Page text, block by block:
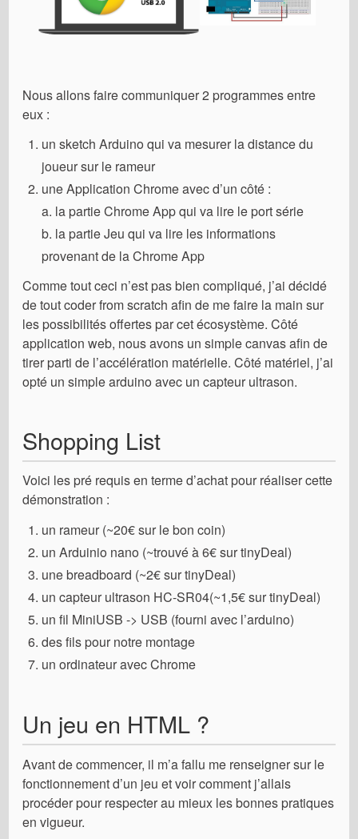
Nous allons faire communiquer 2 programmes entre
eux :
un sketch Arduino qui va mesurer la distance du
joueur sur le rameur
une Application Chrome avec d’un côté :
a. la partie Chrome App qui va lire le port série
b. la partie Jeu qui va lire les informations
provenant de la Chrome App
Comme tout ceci n’est pas bien compliqué, j’ai décidé
de tout coder from scratch afin de me faire la main sur
les possibilités offertes par cet écosystème. Côté
application web, nous avons un simple canvas afin de
tirer parti de l’accélération matérielle. Côté matériel, j’ai
opté un simple arduino avec un capteur ultrason.
Shopping List
Voici les pré requis en terme d’achat pour réaliser cette
démonstration :
un rameur (~20€ sur le bon coin)
un Arduinio nano (~trouvé à 6€ sur tinyDeal)
une breadboard (~2€ sur tinyDeal)
un capteur ultrason HC-SR04(~1,5€ sur tinyDeal)
un fil MiniUSB -> USB (fourni avec l’arduino)
des fils pour notre montage
un ordinateur avec Chrome
Un jeu en HTML ?
Avant de commencer, il m’a fallu me renseigner sur le
fonctionnement d’un jeu et voir comment j’allais
procéder pour respecter au mieux les bonnes pratiques
en vigueur.